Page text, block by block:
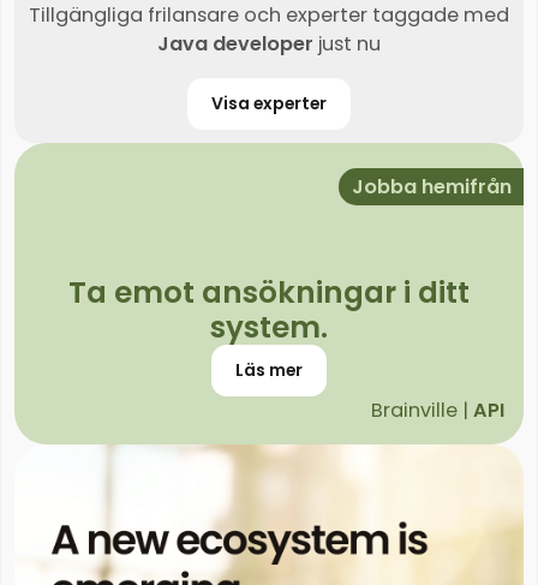
Tillgängliga frilansare och experter taggade med
Java developer just nu
Visa experter
Jobba hemifrån
Ta emot ansökningar i ditt
system.
Läs mer
Brainville |API